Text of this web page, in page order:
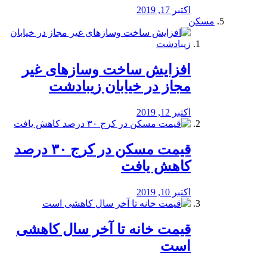
اکتبر 17, 2019
مسکن
افزایش ساخت وسازهای غیر
مجاز در خیابان زیبادشت
اکتبر 12, 2019
️قیمت مسکن در کرج ۳۰ درصد
کاهش یافت
اکتبر 10, 2019
قیمت خانه تا آخر سال کاهشی
است